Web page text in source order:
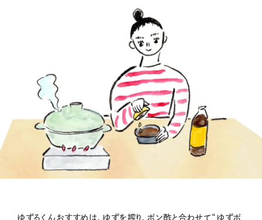
ゆずるくんおすすめは、ゆずを搾り、ポン酢と合わせて“ゆずポ